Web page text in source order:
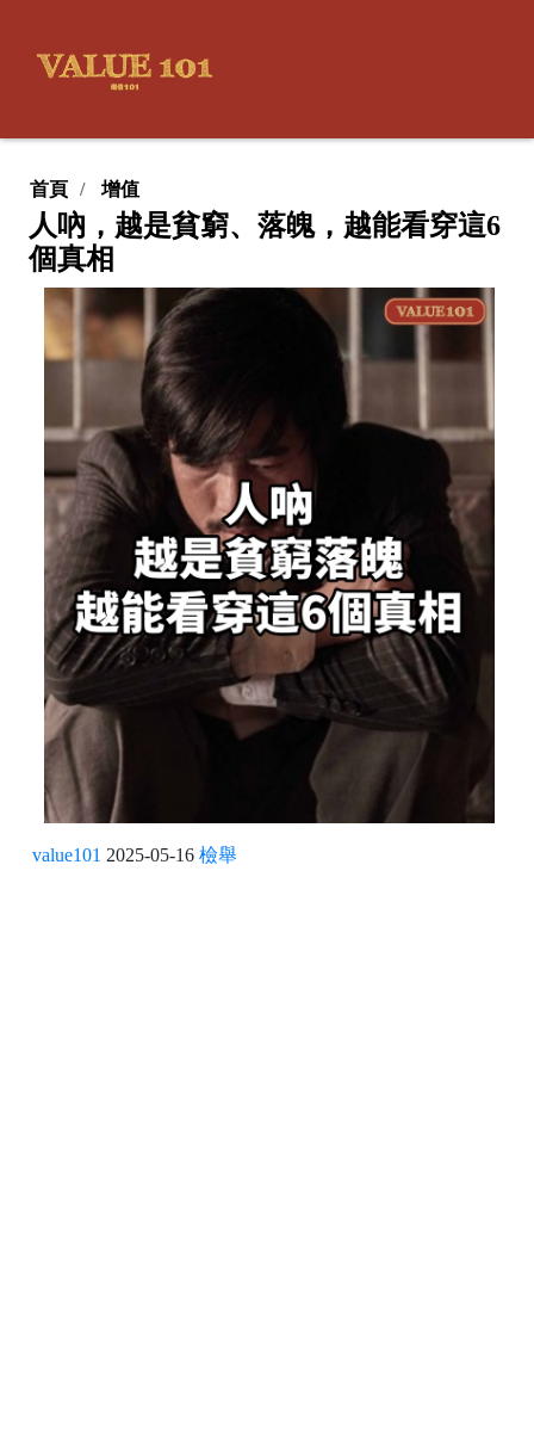
首頁 增值
人吶，越是貧窮、落魄，越能看穿這6
個真相
value101 2025-05-16 檢舉